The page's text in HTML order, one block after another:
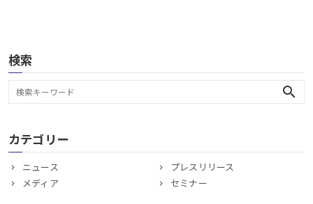
検索
search
カテゴリー
ニュース
プレスリリース
メディア
セミナー